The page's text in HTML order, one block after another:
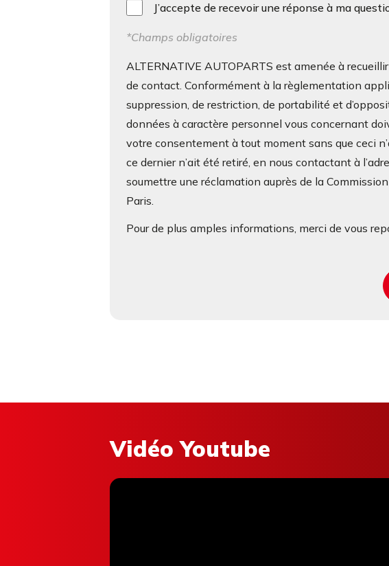
J’accepte de recevoir une réponse à ma
*Champs obligatoires
ALTERNATIVE AUTOPARTS est amenée à
de contact. Conformément à la règlementation
suppression, de restriction, de portabilité et
données à caractère personnel vous concernant
votre consentement à tout moment sans que ceci
ce dernier n’ait été retiré, en nous contactant à
soumettre une réclamation auprès de la
Paris.
Pour de plus amples informations, merci de vous
Vidéo Youtube